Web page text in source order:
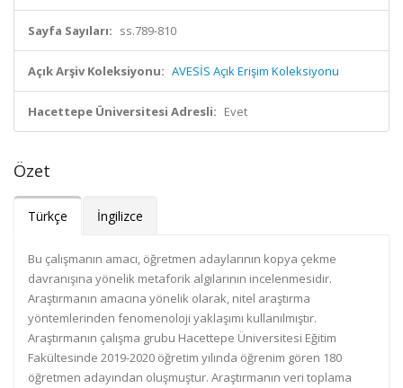
Sayfa Sayıları: ss.789-810
Açık Arşiv Koleksiyonu: AVESİS Açık Erişim Koleksiyonu
Hacettepe Üniversitesi Adresli: Evet
Özet
Türkçe İngilizce
Bu çalışmanın amacı, öğretmen adaylarının kopya çekme
davranışına yönelik metaforik algılarının incelenmesidir.
Araştırmanın amacına yönelik olarak, nitel araştırma
yöntemlerinden fenomenoloji yaklaşımı kullanılmıştır.
Araştırmanın çalışma grubu Hacettepe Üniversitesi Eğitim
Fakültesinde 2019-2020 öğretim yılında öğrenim gören 180
öğretmen adayından oluşmuştur. Araştırmanın veri toplama